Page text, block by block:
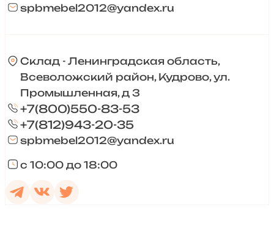
spbmebel2012@yandex.ru
Склад - Ленинградская область,
Всеволожский район, Кудрово, ул.
Промышленная, д 3
+7(800)550-83-53
+7(812)943-20-35
spbmebel2012@yandex.ru
с 10:00 до 18:00